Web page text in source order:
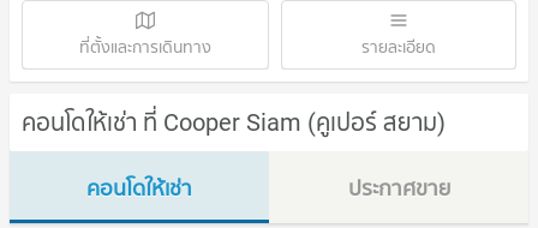
ที่ตั้งและการเดินทาง รายละเอียด
คอนโดให้เช่า ที่ Cooper Siam (คูเปอร์ สยาม)
คอนโดให้เช่า
ประกาศขาย